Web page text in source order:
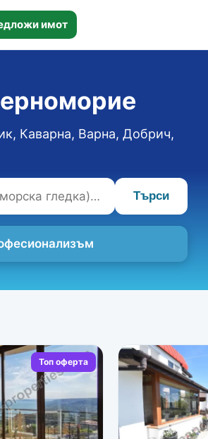
имот
Каварна, Варна, Добрич,
Търси
Топ оферта